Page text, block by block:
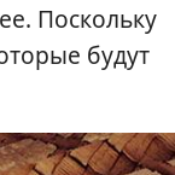
Поскольку
будут